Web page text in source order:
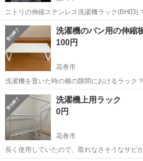
ニトリの伸縮ステンレス洗濯機ラック(BH03) マルイチ天昌寺店駐車場
まで取りに来て頂ける方でお願いします。 一度組み立てましたが、未
使用です。 部品はすべて、説明書も含めて揃
は、サイズ...
岩手 盛岡市 収納家具 ステンレス
洗濯機のバン用の伸縮
100円
花巻市
洗濯機を置いた時の横の隙間におけるラック
ホコリがたまらなくなり、上に物が置けるの
大体の賃貸物件に合うと思います。
岩手 花巻市 収納家具 物件
洗濯機上用ラック
0円
花巻市
長く使用していたので、取れなさそうなサビ